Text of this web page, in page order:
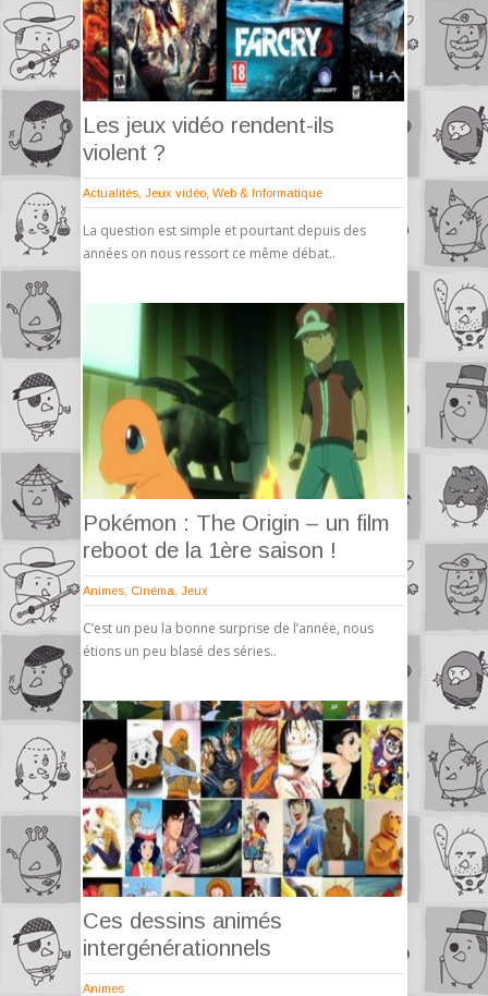
Les jeux vidéo rendent-ils
violent ?
Actualités Jeux vidéo Web & Informatique
La question est simple et pourtant depuis des
années on nous ressort ce même débat..
Pokémon : The Origin – un film
reboot de la 1ère saison !
Animes Cinéma Jeux
C’est un peu la bonne surprise de l’année, nous
étions un peu blasé des séries..
Ces dessins animés
intergénérationnels
Animes